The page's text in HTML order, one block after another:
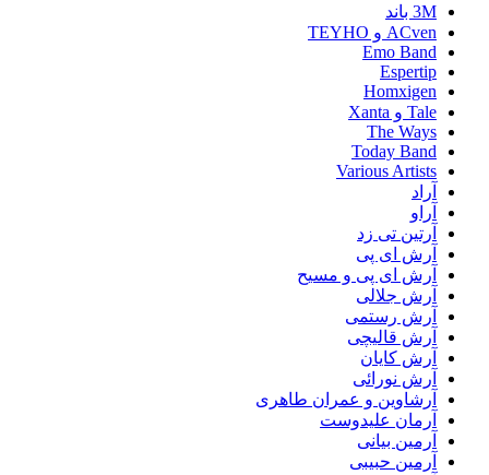
3M باند
ACven و TEYHO
Emo Band
Espertip
Homxigen
Tale و Xanta
The Ways
Today Band
Various Artists
آراد
آراو
آرتین تی زد
آرش ای پی
آرش ای پی و مسیح
آرش جلالی
آرش رستمی
آرش قالیچی
آرش کایان
آرش نورائی
آرشاوین و عمران طاهری
آرمان علیدوست
آرمین بیانی
آرمین حبیبی